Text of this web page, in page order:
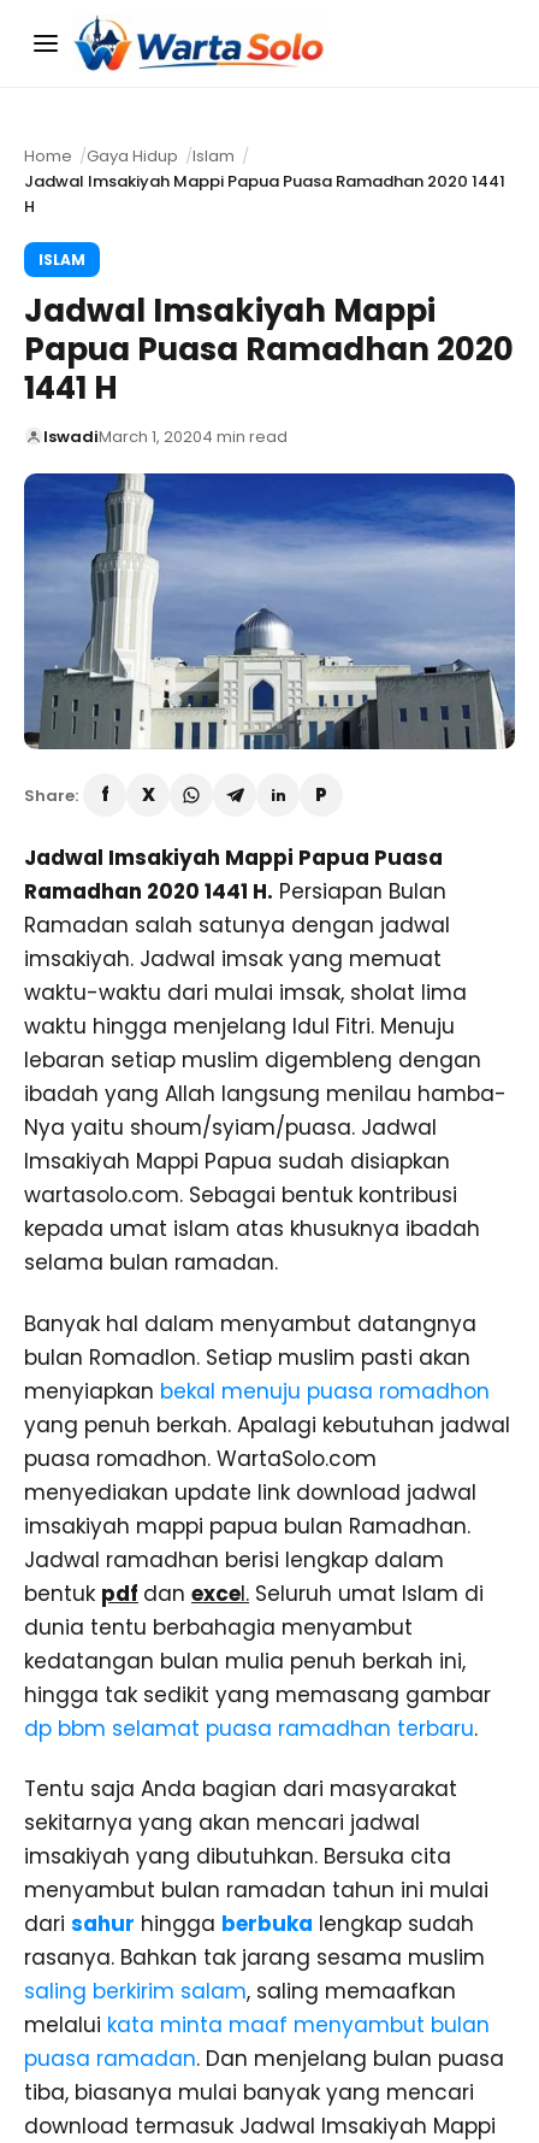
Menu
Home Gaya Hidup
Islam
Jadwal Imsakiyah Mappi Papua Puasa Ramadhan 2020 1441
H
ISLAM
Jadwal Imsakiyah Mappi
Papua Puasa Ramadhan 2020
1441 H
IswadiMarch 1, 20204 min read
Share:
Jadwal Imsakiyah Mappi Papua Puasa
Ramadhan 2020 1441 H. Persiapan Bulan
Ramadan salah satunya dengan jadwal
imsakiyah. Jadwal imsak yang memuat
waktu-waktu dari mulai imsak, sholat lima
waktu hingga menjelang Idul Fitri. Menuju
lebaran setiap muslim digembleng dengan
ibadah yang Allah langsung menilau hamba-
Nya yaitu shoum/syiam/puasa. Jadwal
Imsakiyah Mappi Papua sudah disiapkan
wartasolo.com. Sebagai bentuk kontribusi
kepada umat islam atas khusuknya ibadah
selama bulan ramadan.
Banyak hal dalam menyambut datangnya
bulan Romadlon. Setiap muslim pasti akan
menyiapkan bekal menuju puasa romadhon
yang penuh berkah. Apalagi kebutuhan jadwal
puasa romadhon. WartaSolo.com
menyediakan update link download jadwal
imsakiyah mappi papua bulan Ramadhan.
Jadwal ramadhan berisi lengkap dalam
bentuk pdf dan excel. Seluruh umat Islam di
dunia tentu berbahagia menyambut
kedatangan bulan mulia penuh berkah ini,
hingga tak sedikit yang memasang gambar
dp bbm selamat puasa ramadhan terbaru.
Tentu saja Anda bagian dari masyarakat
sekitarnya yang akan mencari jadwal
imsakiyah yang dibutuhkan. Bersuka cita
menyambut bulan ramadan tahun ini mulai
dari sahur hingga berbuka lengkap sudah
rasanya. Bahkan tak jarang sesama muslim
saling berkirim salam, saling memaafkan
melalui kata minta maaf menyambut bulan
puasa ramadan. Dan menjelang bulan puasa
tiba, biasanya mulai banyak yang mencari
download termasuk Jadwal Imsakiyah Mappi